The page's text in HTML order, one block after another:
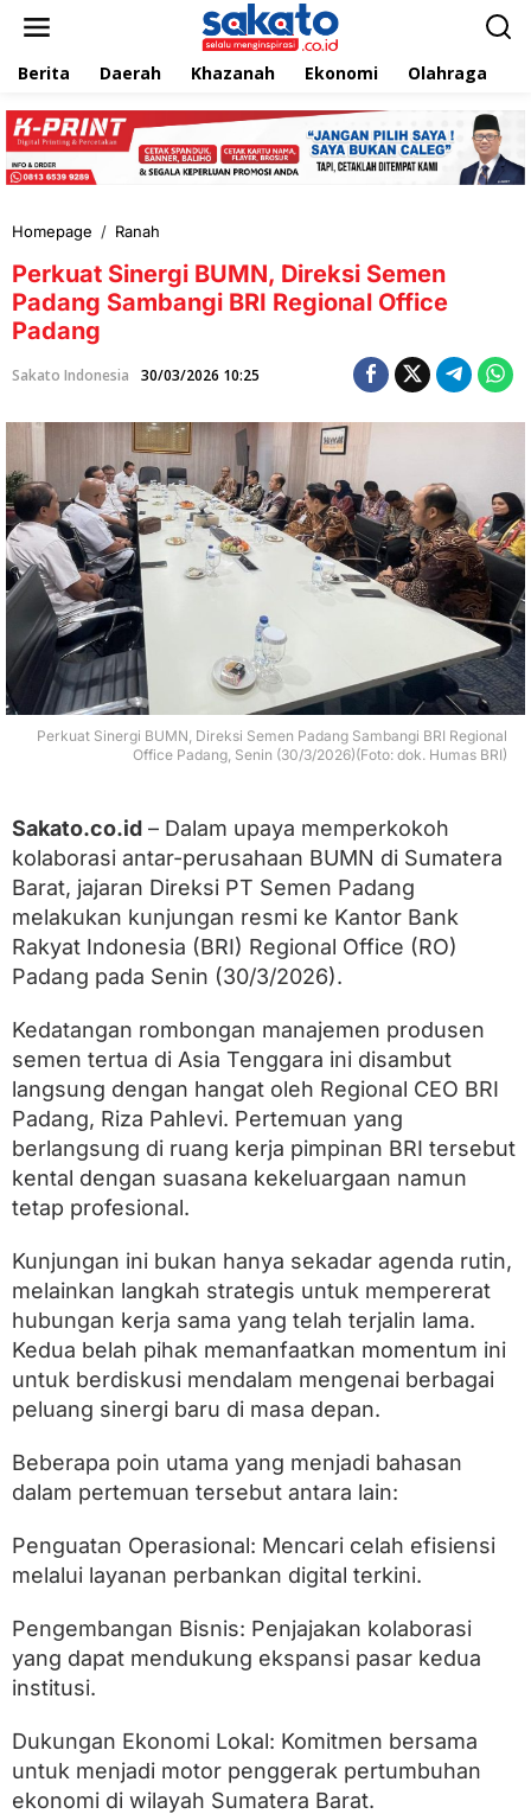
e
k
Berita Daerah Khazanah Ekonomi Olahraga
Homepage / Ranah
r
k
u
S
n
e
r
g
i
B
U
M
s
i
m
e
n
P
a
d
a
n
S
a
m
b
a
n
g
B
R
R
g
i
o
n
a
l
O
i
P
a
n
g
Perkuat Sinergi BUMN, Direksi Semen
Padang Sambangi BRI Regional Office
Padang
Sakato Indonesia 30/03/2026 10:25
Perkuat Sinergi BUMN, Direksi Semen Padang Sambangi BRI Regional
Office Padang, Senin (30/3/2026)(Foto: dok. Humas BRI)
Sakato.co.id – Dalam upaya memperkokoh
kolaborasi antar-perusahaan BUMN di Sumatera
Barat, jajaran Direksi PT Semen Padang
melakukan kunjungan resmi ke Kantor Bank
Rakyat Indonesia (BRI) Regional Office (RO)
Padang pada Senin (30/3/2026).
Kedatangan rombongan manajemen produsen
semen tertua di Asia Tenggara ini disambut
langsung dengan hangat oleh Regional CEO BRI
Padang, Riza Pahlevi. Pertemuan yang
berlangsung di ruang kerja pimpinan BRI tersebut
kental dengan suasana kekeluargaan namun
tetap profesional.
Kunjungan ini bukan hanya sekadar agenda rutin,
melainkan langkah strategis untuk mempererat
hubungan kerja sama yang telah terjalin lama.
Kedua belah pihak memanfaatkan momentum ini
untuk berdiskusi mendalam mengenai berbagai
peluang sinergi baru di masa depan.
Beberapa poin utama yang menjadi bahasan
dalam pertemuan tersebut antara lain:
Penguatan Operasional: Mencari celah efisiensi
melalui layanan perbankan digital terkini.
Pengembangan Bisnis: Penjajakan kolaborasi
yang dapat mendukung ekspansi pasar kedua
institusi.
Dukungan Ekonomi Lokal: Komitmen bersama
untuk menjadi motor penggerak pertumbuhan
ekonomi di wilayah Sumatera Barat.